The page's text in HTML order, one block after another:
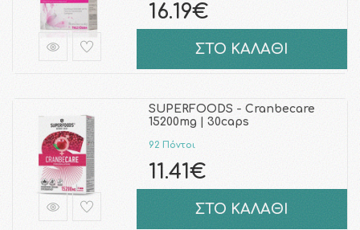
16.19€
ΣΤΟ ΚΑΛΑΘΙ
SUPERFOODS - Cranbecare
15200mg | 30caps
92 Πόντοι
11.41€
ΣΤΟ ΚΑΛΑΘΙ